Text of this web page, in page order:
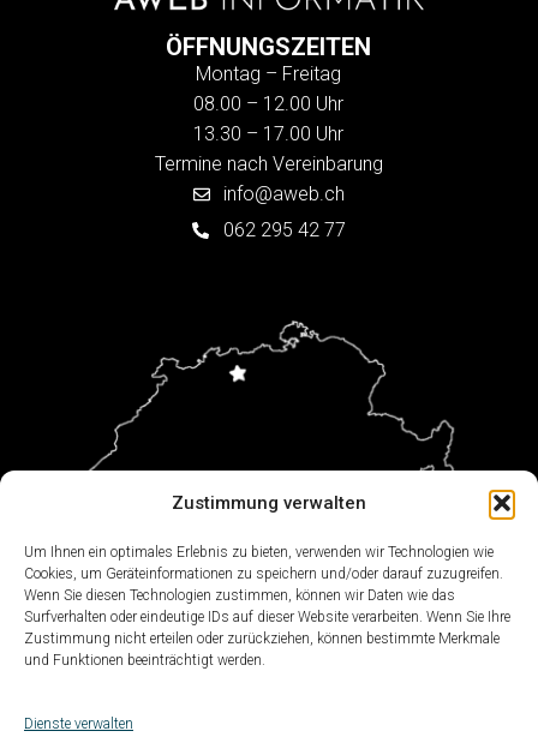
Zustimmung verwalten
Um Ihnen ein optimales Erlebnis zu bieten, verwenden wir Technologien wie
Cookies, um Geräteinformationen zu speichern und/oder darauf zuzugreifen.
Wenn Sie diesen Technologien zustimmen, können wir Daten wie das
Surfverhalten oder eindeutige IDs auf dieser Website verarbeiten. Wenn Sie Ihre
Zustimmung nicht erteilen oder zurückziehen, können bestimmte Merkmale
und Funktionen beeinträchtigt werden.
Dienste verwalten
ÖFFNUNGSZEITEN
Montag – Freitag
08.00 – 12.00 Uhr
13.30 – 17.00 Uhr
Termine nach Vereinbarung
info@aweb.ch
062 295 42 77
AWeb Informatik | Martin-Disteli-Strasse 15 | 4600
Olten